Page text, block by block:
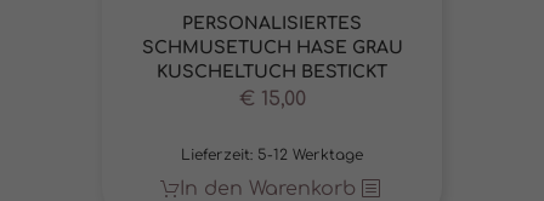
mit 5.00
von 5
PERSONALISIERTES
SCHMUSETUCH HASE GRAU
KUSCHELTUCH BESTICKT
€ 15,00
Lieferzeit: 5-12 Werktage
In den Warenkorb